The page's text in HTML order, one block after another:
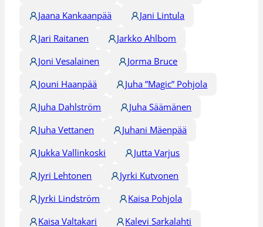
Jaana Kankaanpää
Jani Lintula
Jari Raitanen
Jarkko Ahlbom
Joni Vesalainen
Jorma Bruce
Jouni Haanpää
Juha ”Magic” Pohjola
Juha Dahlström
Juha Säämänen
Juha Vettanen
Juhani Mäenpää
Jukka Vallinkoski
Jutta Varjus
Jyri Lehtonen
Jyrki Kutvonen
Jyrki Lindström
Kaisa Pohjola
Kaisa Valtakari
Kalevi Sarkalahti